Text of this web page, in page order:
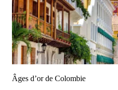
Âges d’or de Colombie